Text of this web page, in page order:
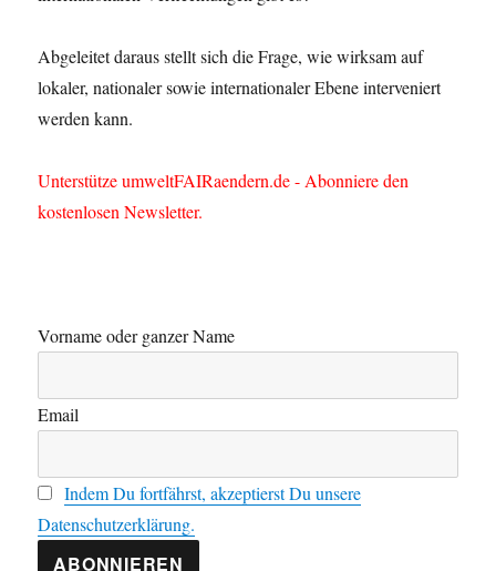
Abgeleitet daraus stellt sich die Frage, wie wirksam auf
lokaler, nationaler sowie internationaler Ebene interveniert
werden kann.
Unterstütze umweltFAIRaendern.de - Abonniere den
kostenlosen Newsletter.
Vorname oder ganzer Name
Email
Indem Du fortfährst, akzeptierst Du unsere
Datenschutzerklärung.